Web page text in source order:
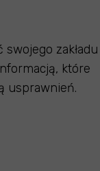
zakładu
które
usprawnień.